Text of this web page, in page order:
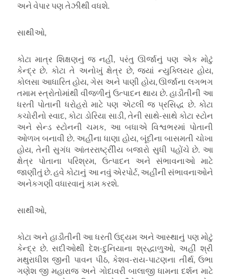
અને વેપાર પણ તેઝીથી વધશે.
સાથીઓ,
કોટા માત્ર શિક્ષણનું જ નહીં, પરંતુ ઊર્જાનું પણ એક મોટું
કેન્દ્ર છે. કોટા તે અનોખું ક્ષેત્ર છે, જ્યાં ન્યુક્લિયર હોય,
કોલસા આધારિત હોય, ગેસ અને પાણી હોય, ઊર્જાના લગભગ
તમામ સ્ત્રોતોમાંથી વીજળીનું ઉત્પાદન થાય છે. હાડૌતીની આ
ધરતી પોતાની ધરોહરો માટે પણ એટલી જ પ્રસિદ્ધ છે. કોટા
કચોરીનો સ્વાદ, કોટા ડોરિયા સાડી, તેની સાથે-સાથે કોટા સ્ટોન
અને સેન્ડ સ્ટોનની ચમક, આ બધાએ વિશ્વભરમાં પોતાની
ઓળખ બનાવી છે. અહીંના ધાણા હોય, બૂંદીના બાસમતી ચોખા
હોય, તેની સુગંધ આંતરરાષ્ટ્રીીય બજારો સુધી પહોંચે છે. આ
ક્ષેત્ર પોતાના પરિશ્રમ, ઉત્પાદન અને સંભાવનાઓ માટે
જાણીતું છે. હવે કોટાનું આ નવું એરપોર્ટ, અહીંની સંભાવનાઓને
અનેકગણી વધારવાનું કામ કરશે.
સાથીઓ,
કોટા અને હાડૌતીની આ ધરતી ઉદ્યમ અને આસ્થાનું પણ મોટું
કેન્દ્ર છે. સદીઓથી દેશ-દુનિયાના શ્રદ્ધાળુઓ, અહીં શ્રી
મથુરાધીશ જીની પાવન પીઠ, કેશવ-રાય-પાટણના તીર્થ, ઉભા
ગણેશ જી મહારાજ અને ગોદાવરી બાલાજી ધામના દર્શન માટે